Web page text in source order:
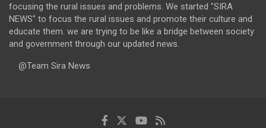
focusing the rural issues and problems. We started "SIRA
NEWS" to focus the rural issues and promote their culture and
educate them. we are trying to be like a bridge between society
and government through our updated news.
@Team Sira News